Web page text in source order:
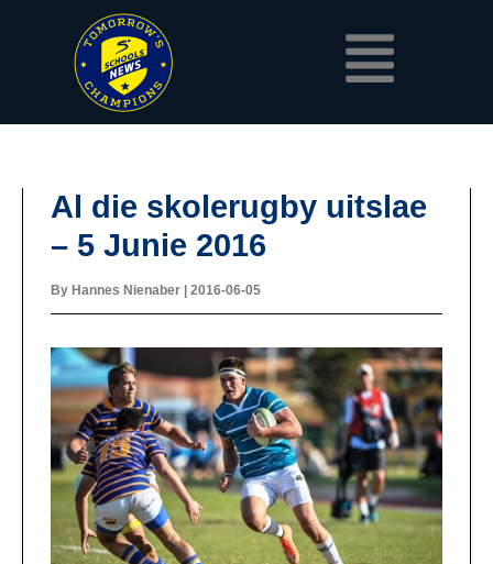
Al die skolerugby uitslae
– 5 Junie 2016
By Hannes Nienaber 2016-06-05